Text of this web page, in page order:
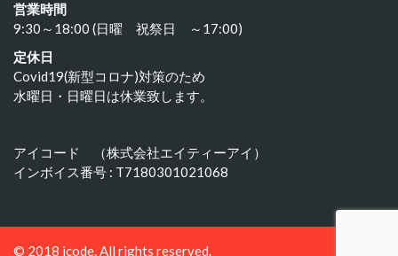
営業時間
9:30～18:00 (日曜 祝祭日 ～17:00)
定休日
Covid19(新型コロナ)対策のため
水曜日・日曜日は休業致します。
アイコード （株式会社エイティーアイ）
インボイス番号 : T7180301021068
© 2018 icode. All rights reserved.